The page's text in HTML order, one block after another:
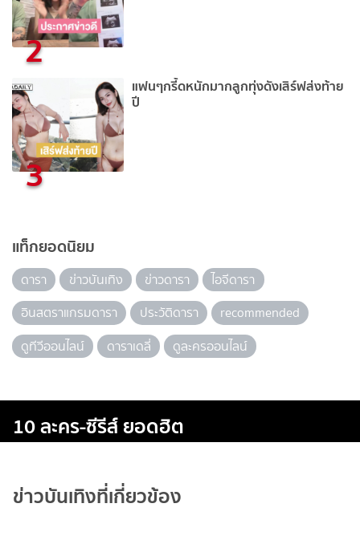
2
3
แฟนๆกรี้ดหนักมากลูกทุ่งดังเสิร์ฟส่งท้าย
ปี
แท็กยอดนิยม
ดารา ข่าวบันเทิง ข่าวดารา
ไอจีดารา
อินสตราแกรมดารา
ประวัติดารา
recommended
ดูทีวีออนไลน์
ดาราเดลี่ ดูละครออนไลน์
10 ละคร-ซีรีส์ ยอดฮิต
ข่าวบันเทิงที่เกี่ยวข้อง